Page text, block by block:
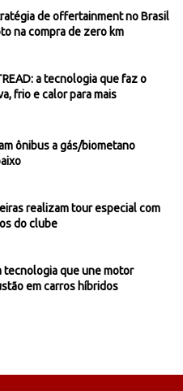
de offertainment no Brasil
na compra de zero km
a tecnologia que faz o
frio e calor para mais
ônibus a gás/biometano
realizam tour especial com
do clube
tecnologia que une motor
em carros híbridos